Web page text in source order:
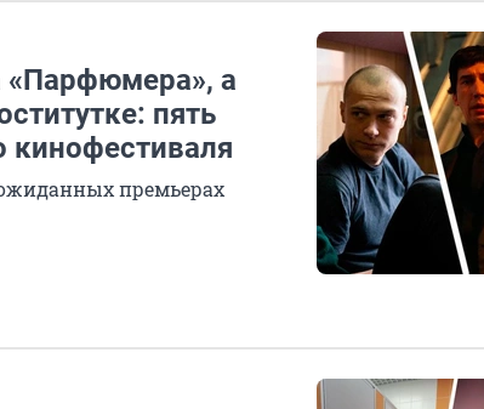
«Парфюмера», а
пять
кинофестиваля
премьерах